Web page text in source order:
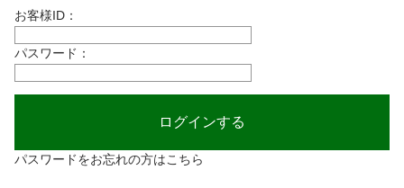
お客様ID：
パスワード：
パスワードをお忘れの方はこちら